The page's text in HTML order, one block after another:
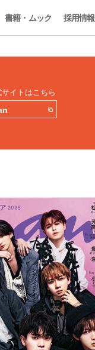
書籍・ムック 採用情報
イトはこちら